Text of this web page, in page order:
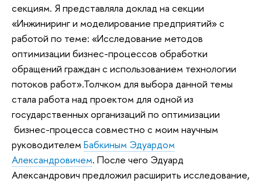
секциям. Я представляла доклад на секции
«Инжиниринг и моделирование предприятий» с
работой по теме: «Исследование методов
оптимизации бизнес-процессов обработки
обращений граждан с использованием технологии
потоков работ».Толчком для выбора данной темы
стала работа над проектом для одной из
государственных организаций по оптимизации
бизнес-процесса совместно с моим научным
руководителем Бабкиным Эдуардом
Александровичем. После чего Эдуард
Александрович предложил расширить исследование,